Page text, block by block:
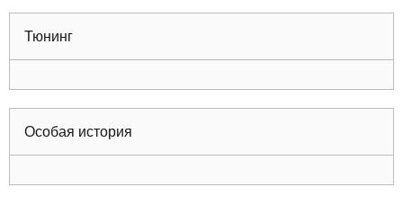
Тюнинг
Особая история